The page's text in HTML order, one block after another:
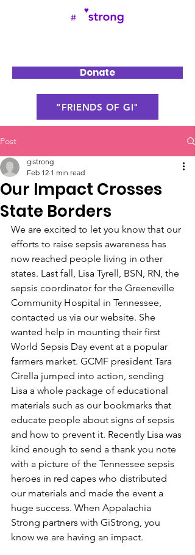
Donate
"FRIENDS OF GI"
Post
Our Impact Crosses
State Borders
gistrong
Feb 12 1 min read
We are excited to let you know that our
efforts to raise sepsis awareness has
now reached people living in other
states. Last fall, Lisa Tyrell, BSN, RN, the
sepsis coordinator for the Greeneville
Community Hospital in Tennessee,
contacted us via our website. She
wanted help in mounting their first
World Sepsis Day event at a popular
farmers market. GCMF president Tara
Cirella jumped into action, sending
Lisa a whole package of educational
materials such as our bookmarks that
educate people about signs of sepsis
and how to prevent it. Recently Lisa was
kind enough to send a thank you note
with a picture of the Tennessee sepsis
heroes in red capes who distributed
our materials and made the event a
huge success. When Appalachia
Strong partners with GiStrong, you
know we are having an impact.